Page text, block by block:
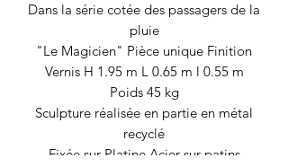
Dans la série cotée des passagers de la
pluie
"Le Magicien" Pièce unique Finition
Vernis H 1.95 m L 0.65 m l 0.55 m
Poids 45 kg
Sculpture réalisée en partie en métal
recyclé
Fixée sur Platine Acier sur patins